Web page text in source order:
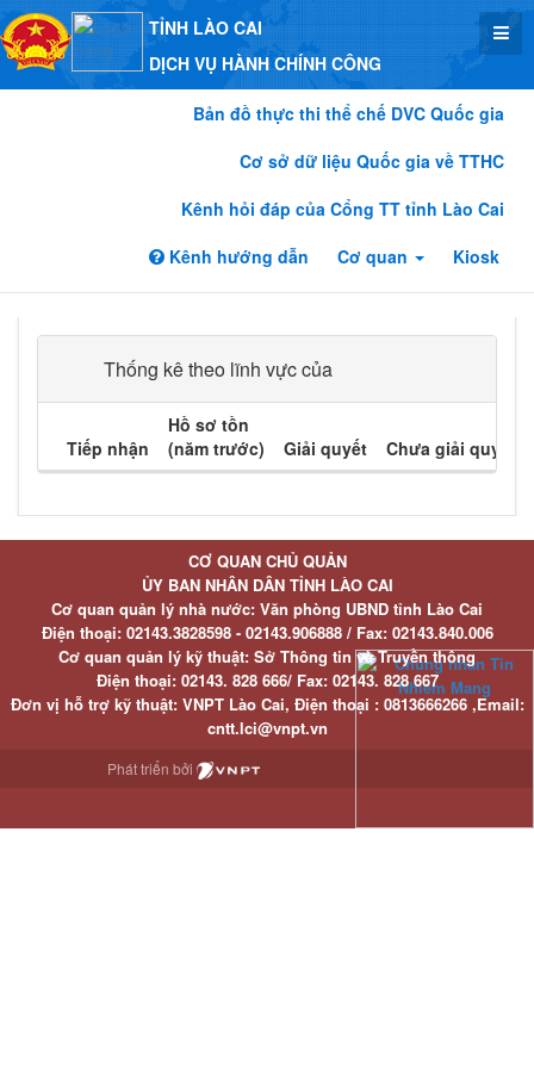
TỈNH LÀO CAI
DỊCH VỤ HÀNH CHÍNH CÔNG
Bản đồ thực thi thể chế DVC Quốc gia
Cơ sở dữ liệu Quốc gia về TTHC
Kênh hỏi đáp của Cổng TT tỉnh Lào Cai
Kênh hướng dẫn
Cơ quan Kiosk
Thống kê theo lĩnh vực của
Tiếp nhận
Hồ sơ tồn
(năm trước)
Giải quyết Chưa giải quyết
CƠ QUAN CHỦ QUẢN
ỦY BAN NHÂN DÂN TỈNH LÀO CAI
Cơ quan quản lý nhà nước: Văn phòng UBND tỉnh Lào Cai
Điện thoại:02143.3828598 - 02143.906888 / Fax:02143.840.006
Cơ quan quản lý kỹ thuật: Sở Thông tin và Truyền thông
Điện thoại:02143. 828 666/ Fax:02143. 828 667
Đơn vị hỗ trợ kỹ thuật: VNPT Lào Cai, Điện thoại : 0813666266 ,Email:
cntt.lci@vnpt.vn
Phát triển bởi